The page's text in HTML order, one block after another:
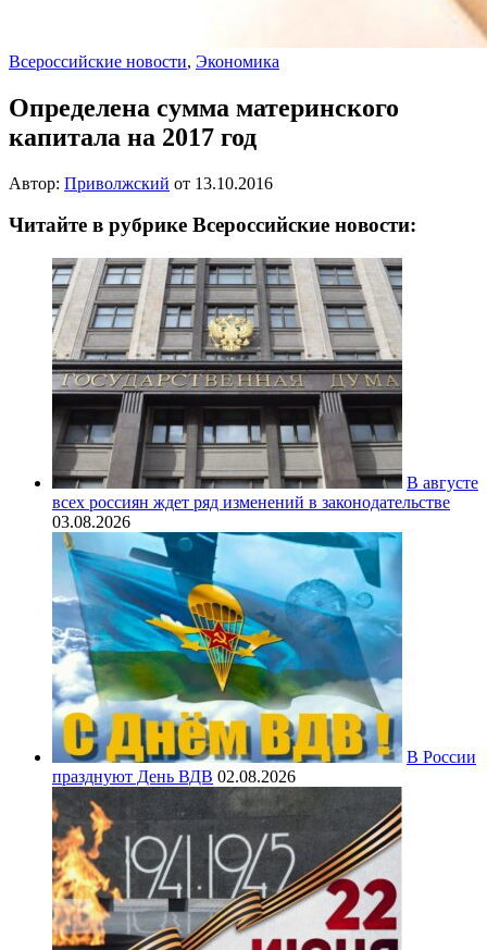
Всероссийские новости, Экономика
Определена сумма материнского
капитала на 2017 год
Автор: Приволжский от 13.10.2016
Читайте в рубрике Всероссийские новости:
В августе
всех россиян ждет ряд изменений в законодательстве
03.08.2026
В России
празднуют День ВДВ 02.08.2026